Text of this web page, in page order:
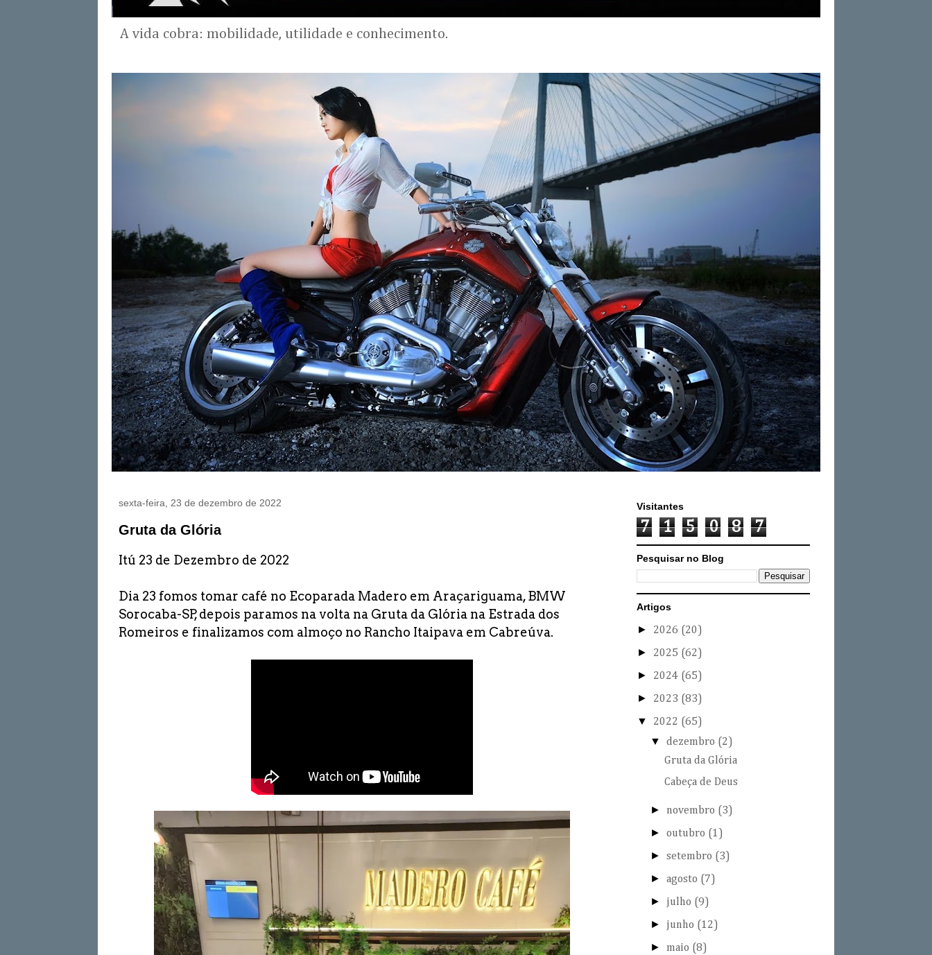
A vida cobra: mobilidade, utilidade e conhecimento.
sexta-feira, 23 de dezembro de 2022
Gruta da Glória
Itú 23 de Dezembro de 2022
Dia 23 fomos tomar café no Ecoparada Madero em Araçariguama, BMW
Sorocaba-SP, depois paramos na volta na Gruta da Glória na Estrada dos
Romeiros e finalizamos com almoço no Rancho Itaipava em Cabreúva.
Visitantes
7 1 5 0 8 7
Pesquisar no Blog
Artigos
► 2026 (20)
► 2025 (62)
► 2024 (65)
► 2023 (83)
▼ 2022 (65)
▼dezembro (2)
Gruta da Glória
Cabeça de Deus
► novembro (3)
►outubro (1)
►setembro (3)
►agosto (7)
► julho (9)
► junho (12)
► maio (8)